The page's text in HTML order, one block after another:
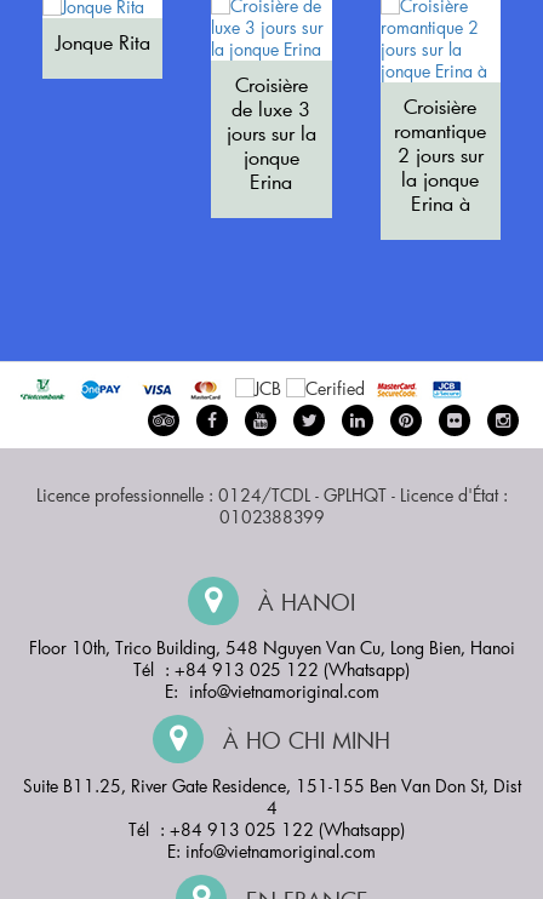
Jonque Rita
Croisière
de luxe 3
jours sur la
jonque
Erina
Croisière
romantique
2 jours sur
la jonque
Erina à
Licence professionnelle : 0124/TCDL - GPLHQT - Licence d'État :
0102388399
À HANOI
Floor 10th, Trico Building, 548 Nguyen Van Cu, Long Bien, Hanoi
Tél : +84 913 025 122 (Whatsapp)
E: info@vietnamoriginal.com
À HO CHI MINH
Suite B11.25, River Gate Residence, 151-155 Ben Van Don St, Dist
4
Tél : +84 913 025 122 (Whatsapp)
E: info@vietnamoriginal.com